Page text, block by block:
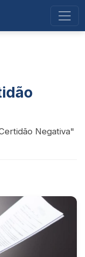
Negativa"